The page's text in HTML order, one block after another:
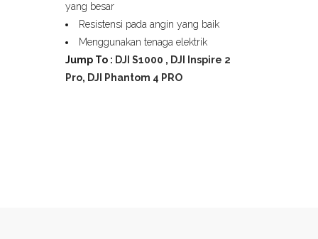
yang besar
Resistensi pada angin yang baik
Menggunakan tenaga elektrik
Jump To : DJI S1000 , DJI Inspire 2
Pro, DJI Phantom 4 PRO